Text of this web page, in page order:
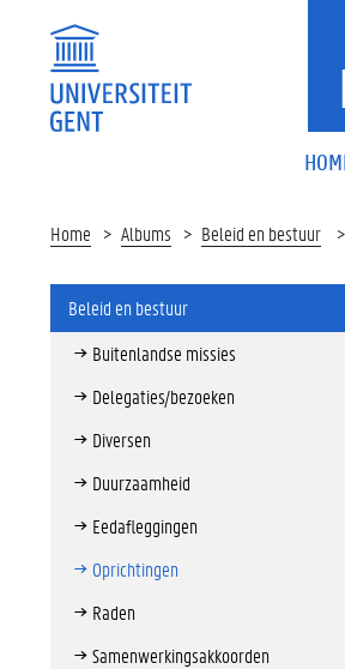
Home Albums Beleid en bestuur
Beleid en bestuur
Buitenlandse missies
Delegaties/bezoeken
Diversen
Duurzaamheid
Eedafleggingen
Oprichtingen
Raden
Samenwerkingsakkoorden